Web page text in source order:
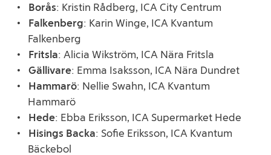
Borås: Kristin Rådberg, ICA City Centrum
Falkenberg: Karin Winge, ICA Kvantum
Falkenberg
Fritsla: Alicia Wikström, ICA Nära Fritsla
Gällivare: Emma Isaksson, ICA Nära Dundret
Hammarö: Nellie Swahn, ICA Kvantum
Hammarö
Hede: Ebba Eriksson, ICA Supermarket Hede
Hisings Backa: Sofie Eriksson, ICA Kvantum
Bäckebol